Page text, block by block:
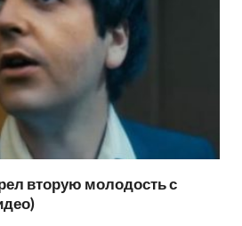
вторую молодость с